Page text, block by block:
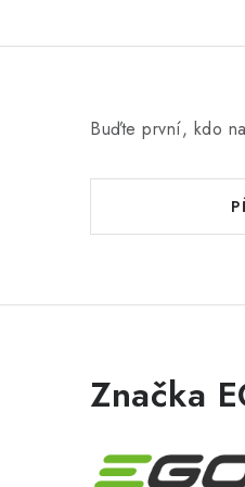
Buďte první, kdo
Značka